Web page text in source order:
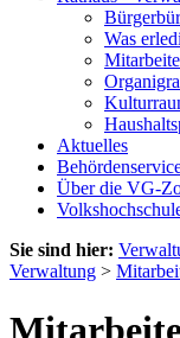
Was
Aktuelles
Über die VG-
Sie sind hier:
Verwaltung >